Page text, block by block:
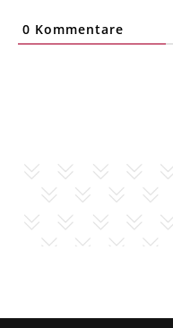
0 Kommentare